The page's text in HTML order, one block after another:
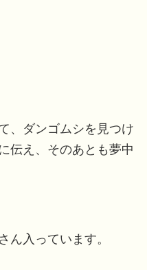
、ダンゴムシを見つけ
伝え、そのあとも夢中
ん入っています。